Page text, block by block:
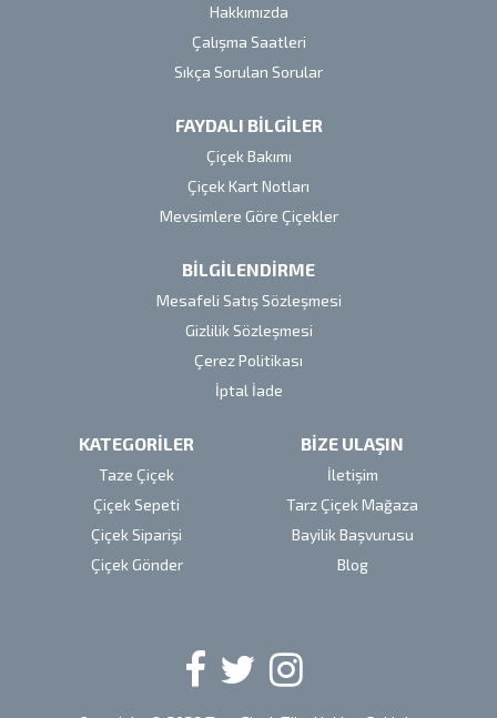
Hakkımızda
Çalışma Saatleri
Sıkça Sorulan Sorular
FAYDALI BİLGİLER
Çiçek Bakımı
Çiçek Kart Notları
Mevsimlere Göre Çiçekler
BİLGİLENDİRME
Mesafeli Satış Sözleşmesi
Gizlilik Sözleşmesi
Çerez Politikası
İptal İade
KATEGORİLER
Taze Çiçek
Çiçek Sepeti
Çiçek Siparişi
Çiçek Gönder
BİZE ULAŞIN
İletişim
Tarz Çiçek Mağaza
Bayilik Başvurusu
Blog